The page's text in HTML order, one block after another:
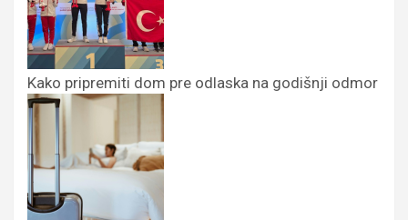
Kako pripremiti dom pre odlaska na godišnji odmor